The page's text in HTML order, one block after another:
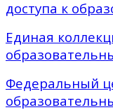
доступа к
Единая
Федеральный